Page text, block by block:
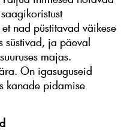
nad püstitavad väikese
süstivad, ja päeval
majas.
On igasuguseid
kanade pidamise